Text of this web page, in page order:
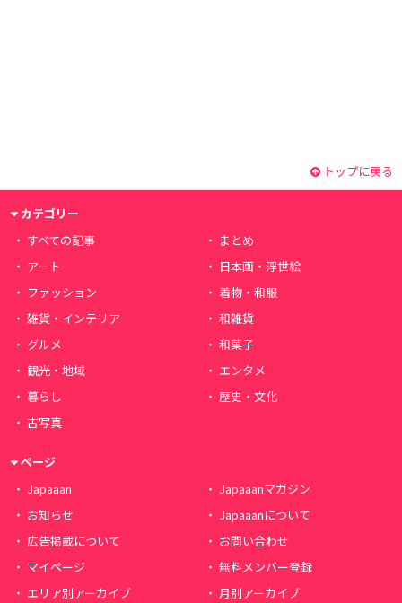
トップに戻る
カテゴリー
すべての記事
まとめ
アート
日本画・浮世絵
ファッション
着物・和服
雑貨・インテリア
和雑貨
グルメ
和菓子
観光・地域
エンタメ
暮らし
歴史・文化
古写真
ページ
Japaaan
Japaaanマガジン
お知らせ
Japaaanについて
広告掲載について
お問い合わせ
マイページ
無料メンバー登録
エリア別アーカイブ
月別アーカイブ